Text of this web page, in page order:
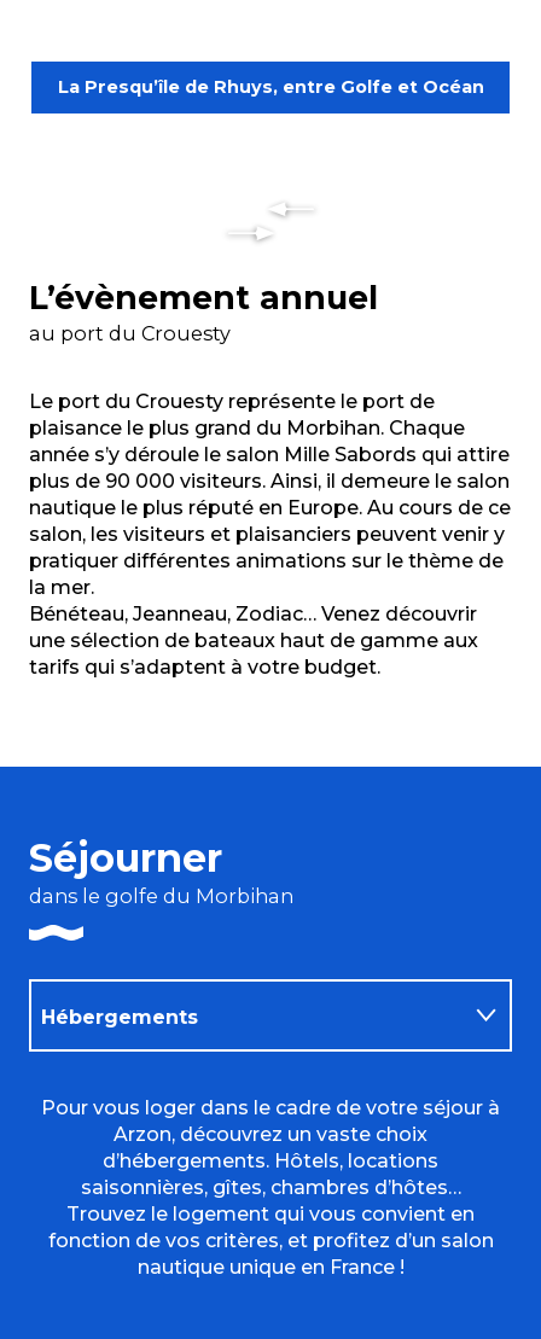
La Presqu’île de Rhuys, entre Golfe et Océan
L’évènement annuel
au port du Crouesty
Le port du Crouesty représente le port de
plaisance le plus grand du Morbihan. Chaque
année s’y déroule le salon Mille Sabords qui attire
plus de 90 000 visiteurs. Ainsi, il demeure le salon
nautique le plus réputé en Europe. Au cours de ce
salon, les visiteurs et plaisanciers peuvent venir y
pratiquer différentes animations sur le thème de
la mer.
Bénéteau, Jeanneau, Zodiac… Venez découvrir
une sélection de bateaux haut de gamme aux
tarifs qui s’adaptent à votre budget.
Séjourner
dans le golfe du Morbihan
Hébergements
Activités
Pour vous loger dans le cadre de votre séjour à
Arzon, découvrez un vaste choix
d’hébergements. Hôtels, locations
saisonnières, gîtes, chambres d’hôtes…
Trouvez le logement qui vous convient en
fonction de vos critères, et profitez d’un salon
nautique unique en France !